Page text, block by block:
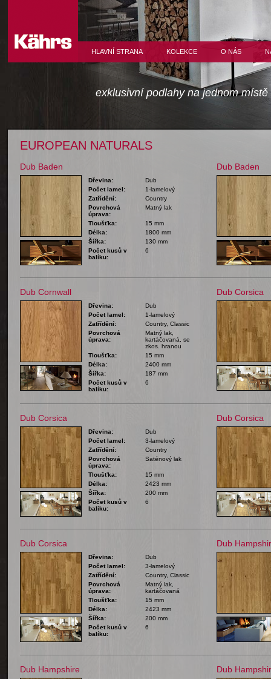
HLAVNÍ STRANA KOLEKCE O NÁS
exklusivní podlahy na jednom místě
EUROPEAN NATURALS
Dub Baden
Dřevina:
Dub
Počet lamel:
1-lamelový
Zatřídění:
Country
Povrchová
úprava:
Matný lak
Tloušťka:
15 mm
Délka:
1800 mm
Šířka:
130 mm
Počet kusů v
balíku:
6
Dub Baden
Dub Cornwall
Dřevina:
Dub
Počet lamel:
1-lamelový
Zatřídění:
Country, Classic
Povrchová
úprava:
Matný lak,
kartáčovaná, se
zkos. hranou
Tloušťka:
15 mm
Délka:
2400 mm
Šířka:
187 mm
Počet kusů v
balíku:
6
Dub Corsica
Dub Corsica
Dřevina:
Dub
Počet lamel:
3-lamelový
Zatřídění:
Country
Povrchová
úprava:
Saténový lak
Tloušťka:
15 mm
Délka:
2423 mm
Šířka:
200 mm
Počet kusů v
balíku:
6
Dub Corsica
Dub Corsica
Dřevina:
Dub
Počet lamel:
3-lamelový
Zatřídění:
Country, Classic
Povrchová
úprava:
Matný lak,
kartáčovaná
Tloušťka:
15 mm
Délka:
2423 mm
Šířka:
200 mm
Počet kusů v
balíku:
6
Dub
Dub Hampshire Dub